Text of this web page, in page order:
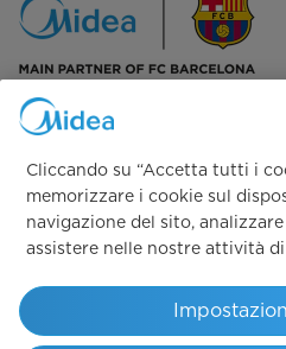
Cliccando su “Accetta tutti i
memorizzare i cookie sul
navigazione del sito,
assistere nelle nostre attività